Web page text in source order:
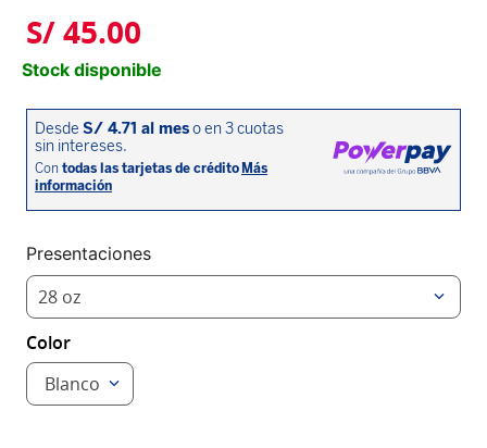
S/45.00
Stock disponible
Presentaciones
28 oz
Color
Blanco